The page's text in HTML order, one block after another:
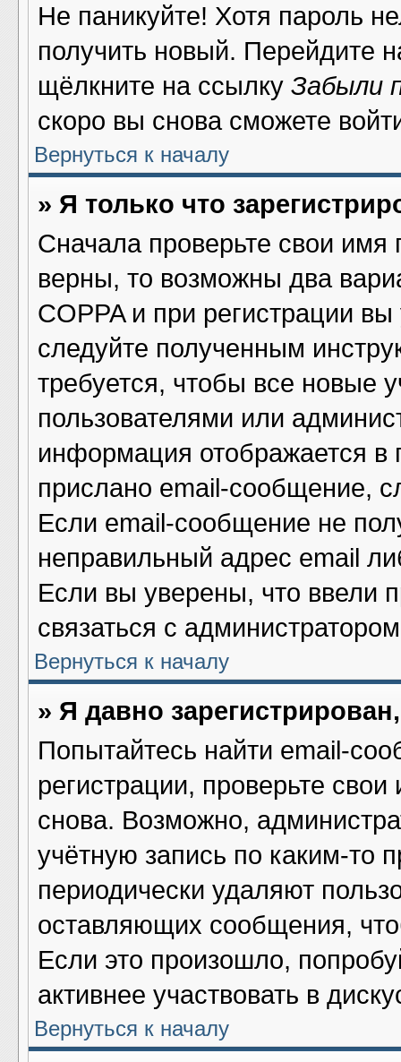
Не паникуйте! Хотя пароль
получить новый. Перейдите
щёлкните на ссылку Забыли
скоро вы снова сможете
Вернуться к началу
» Я только что
Сначала проверьте свои имя
верны, то возможны два
COPPA и при регистрации
следуйте полученным
требуется, чтобы все новые
пользователями или
информация отображается в
прислано email-сообщение,
Если email-сообщение не
неправильный адрес email
Если вы уверены, что ввели
связаться с
Вернуться к началу
» Я давно
Попытайтесь найти email-
регистрации, проверьте
снова. Возможно,
учётную запись по каким-то
периодически удаляют
оставляющих сообщения,
Если это произошло,
активнее участвовать в
Вернуться к началу